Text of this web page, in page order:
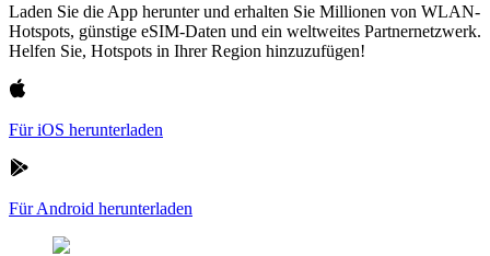
Laden Sie die App herunter und erhalten Sie Millionen von WLAN-
Hotspots, günstige eSIM-Daten und ein weltweites Partnernetzwerk.
Helfen Sie, Hotspots in Ihrer Region hinzuzufügen!
Für iOS herunterladen
Für Android herunterladen